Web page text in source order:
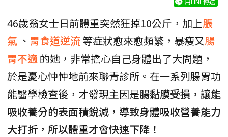
46歲翁女士日前體重突然狂掉10公斤，加上脹
氣 、 胃食道逆流 等症狀愈來愈頻繁，暴瘦又腸
胃不適的她，非常擔心自己身體出了大問題，
於是憂心忡忡地前來聯青診所。在一系列腸胃功
能醫學檢查後，才發現主因是腸黏膜受損，讓能
吸收養分的表面積銳減，導致身體吸收營養能力
大打折，所以體重才會快速下降！